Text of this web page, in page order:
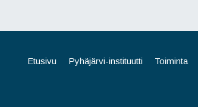
Etusivu Pyhäjärvi-instituutti Toiminta